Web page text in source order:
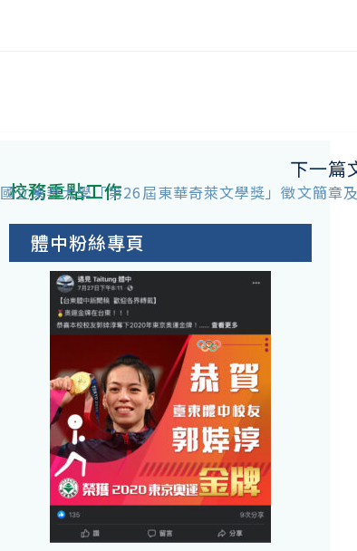
下一篇
國立東華大學「第26屆東華奇萊文學獎」徵文簡章
校務重點工作
體中粉絲專頁